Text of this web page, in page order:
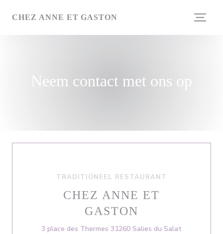
CHEZ ANNE ET GASTON
Neem contact met ons op
TRADITIONEEL RESTAURANT
CHEZ ANNE ET
GASTON
3 place des Thermes 31260 Salies du Salat